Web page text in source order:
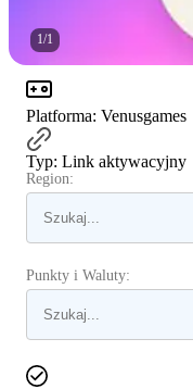
1/1
Platforma: Venusgames
Typ: Link aktywacyjny
Region:
Punkty i Waluty: